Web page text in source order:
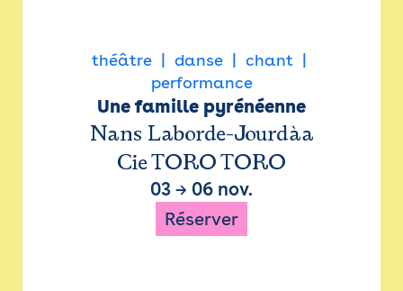
théâtre danse
chant
performance
Une famille pyrénéenne
Nans Laborde-Jourdàa
Cie TORO TORO
03 → 06 nov.
Réserver